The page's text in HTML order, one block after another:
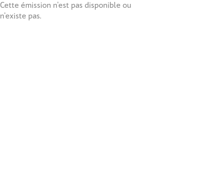
Cette émission n'est pas disponible ou
n'existe pas.